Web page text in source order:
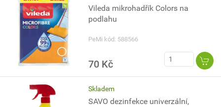
Vileda mikrohadřík Colors na
podlahu
PeMi kód: 588566
70 Kč
Skladem
SAVO dezinfekce univerzální,